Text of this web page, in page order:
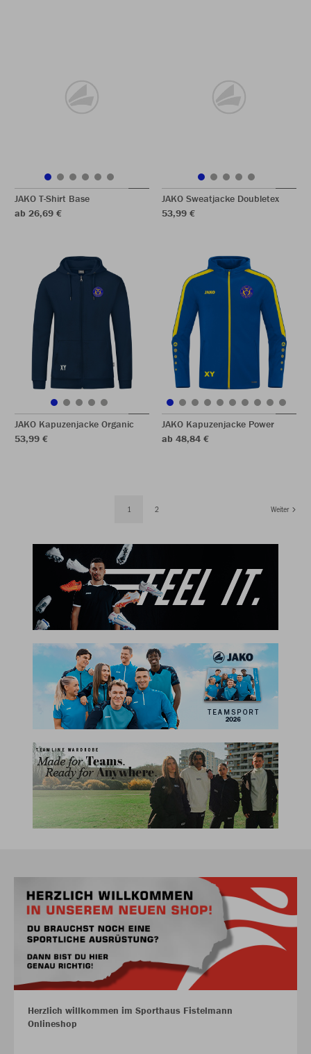
JAKO T-Shirt Base
ab 26,69 €
JAKO Sweatjacke Doubletex
53,99 €
JAKO Kapuzenjacke Organic
53,99 €
JAKO Kapuzenjacke Power
ab 48,84 €
1 2 Weiter
Herzlich willkommen im Sporthaus Fistelmann
Onlineshop